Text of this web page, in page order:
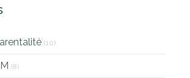
(10)
(8)